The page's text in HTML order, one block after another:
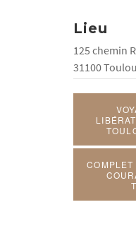
Lieu
125 chemin
31100
COMPLET